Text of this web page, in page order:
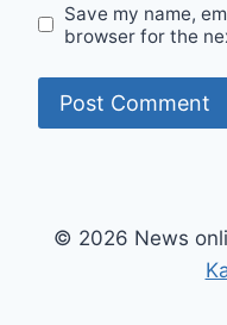
Save my name,
browser for the
© 2026 News